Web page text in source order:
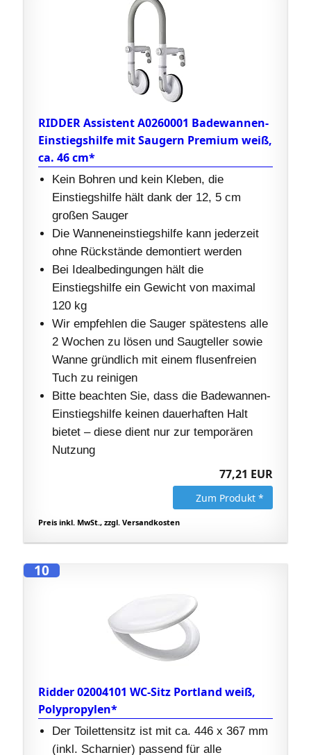
RIDDER Assistent A0260001 Badewannen-
Einstiegshilfe mit Saugern Premium weiß,
ca. 46 cm*
Kein Bohren und kein Kleben, die
Einstiegshilfe hält dank der 12, 5 cm
großen Sauger
Die Wanneneinstiegshilfe kann jederzeit
ohne Rückstände demontiert werden
Bei Idealbedingungen hält die
Einstiegshilfe ein Gewicht von maximal
120 kg
Wir empfehlen die Sauger spätestens alle
2 Wochen zu lösen und Saugteller sowie
Wanne gründlich mit einem flusenfreien
Tuch zu reinigen
Bitte beachten Sie, dass die Badewannen-
Einstiegshilfe keinen dauerhaften Halt
bietet – diese dient nur zur temporären
Nutzung
77,21 EUR
Zum Produkt *
Preis inkl. MwSt., zzgl. Versandkosten
10
Ridder 02004101 WC-Sitz Portland weiß,
Polypropylen*
Der Toilettensitz ist mit ca. 446 x 367 mm
(inkl. Scharnier) passend für alle